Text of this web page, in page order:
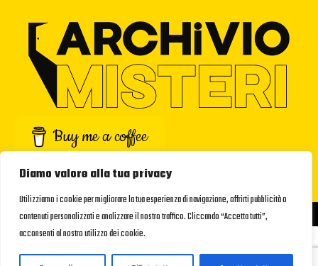
Diamo valore alla tua privacy
Utilizziamo i cookie per migliorare la tua esperienza di navigazione, offrirti pubblicità o
contenuti personalizzati e analizzare il nostro traffico. Cliccando “Accetta tutti”,
acconsenti al nostro utilizzo dei cookie.
Buy me a coffee
©Archivio Misteri. Build with passion byStudio Ronin